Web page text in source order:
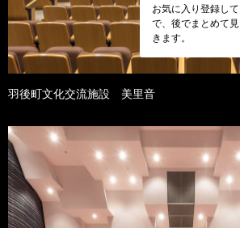
お気に入り登録し
で、後でまとめて
きます。
羽後町文化交流施設 美里音